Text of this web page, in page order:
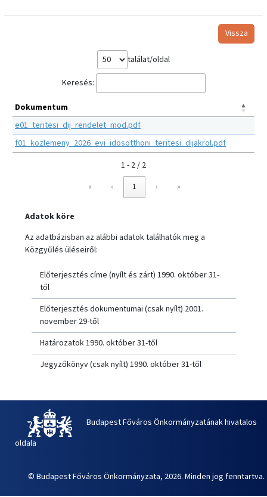
Vissza
találat/oldal
Keresés:
Dokumentum
e01_teritesi_dij_rendelet_mod.pdf
f01_kozlemeny_2026_evi_idosotthoni_teritesi_dijakrol.pdf
1 - 2 / 2
«
‹ 1 › »
Adatok köre
Az adatbázisban az alábbi adatok találhatók meg a
Közgyűlés üléseiről:
Előterjesztés címe (nyílt és zárt) 1990. október 31-
től
Előterjesztés dokumentumai (csak nyílt) 2001.
november 29-től
Határozatok 1990. október 31-től
Jegyzőkönyv (csak nyílt) 1990. október 31-től
Budapest Főváros Önkormányzatának hivatalos
oldala
© Budapest Főváros Önkormányzata, 2026. Minden jog fenntartva.